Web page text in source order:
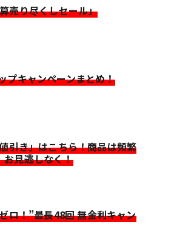
売り尽くしセール」
プキャンペーンまとめ！
引き」はこちら！商品は頻繁
お見逃しなく！
ロ！”最長48回 無金利キャン